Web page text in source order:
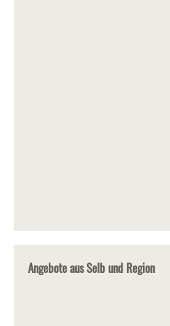
Angebote aus Selb und Region